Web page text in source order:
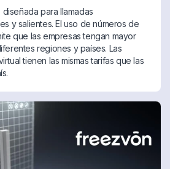
para llamadas
y salientes. El uso de números de
que las empresas tengan mayor
regiones y países. Las
tienen las mismas tarifas que las